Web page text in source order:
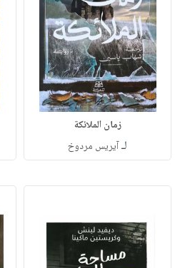
زمان الملائكة
لـآيريس مردوخ